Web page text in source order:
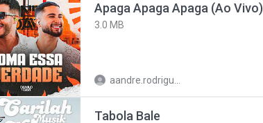
Apaga Apaga Apaga (Ao Vivo)
3.0 MB
Tabola Bale